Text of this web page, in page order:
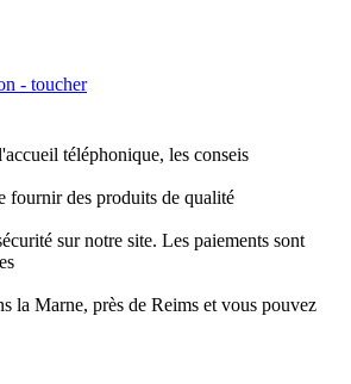
- toucher
téléphonique, les conseis
fournir des produits de qualité
sur notre site. Les paiements sont
la Marne, près de Reims et vous pouvez